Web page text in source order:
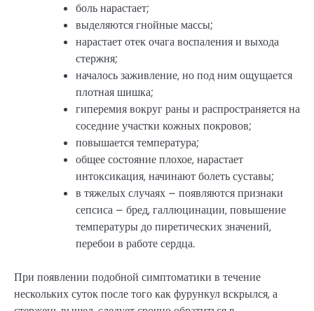
боль нарастает;
выделяются гнойные массы;
нарастает отек очага воспаления и выхода
стержня;
началось заживление, но под ним ощущается
плотная шишка;
гиперемия вокруг раны и распространяется на
соседние участки кожных покровов;
повышается температура;
общее состояние плохое, нарастает
интоксикация, начинают болеть суставы;
в тяжелых случаях – появляются признаки
сепсиса – бред, галлюцинации, повышение
температуры до пиретических значений,
перебои в работе сердца.
При появлении подобной симптоматики в течение
нескольких суток после того как фурункул вскрылся, а